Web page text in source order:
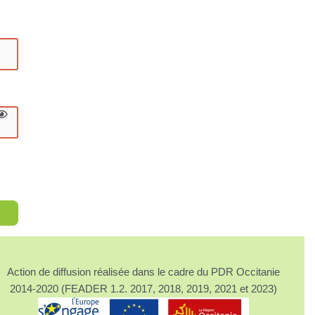
Action de diffusion réalisée dans le cadre du PDR Occitanie
2014-2020 (FEADER 1.2. 2017, 2018, 2019, 2021 et 2023)